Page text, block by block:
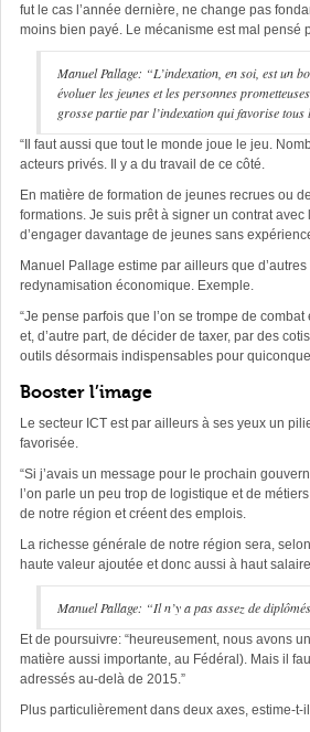
fut le cas l’année dernière, ne change pas
moins bien payé. Le mécanisme est mal pensé
Manuel Pallage: “L’indexation, en soi, est un
évoluer les jeunes et les personnes
grosse partie par l’indexation qui favorise tous
“Il faut aussi que tout le monde joue le jeu.
acteurs privés. Il y a du travail de ce côté.
En matière de formation de jeunes recrues ou
formations. Je suis prêt à signer un contrat
d’engager davantage de jeunes sans
Manuel Pallage estime par ailleurs que
redynamisation économique. Exemple.
“Je pense parfois que l’on se trompe de
et, d’autre part, de décider de taxer, par des
outils désormais indispensables pour
Booster l’image
Le secteur ICT est par ailleurs à ses yeux un
favorisée.
“Si j’avais un message pour le prochain
l’on parle un peu trop de logistique et de
de notre région et créent des emplois.
La richesse générale de notre région sera,
haute valeur ajoutée et donc aussi à haut
Manuel Pallage: “Il n’y a pas assez de
Et de poursuivre: “heureusement, nous avons
matière aussi importante, au Fédéral). Mais il
adressés au-delà de 2015.”
Plus particulièrement dans deux axes, estime-t-